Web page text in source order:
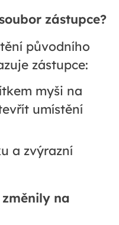
zástupce?
původního
zástupce:
myši na
umístění
a zvýrazní
změnily na